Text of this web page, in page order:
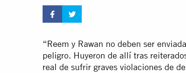
“Reem y Rawan no deben ser
peligro. Huyeron de allí tras
real de sufrir graves violaciones de